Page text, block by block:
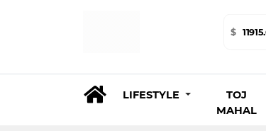
$
LIFESTYLE
TOJ
MAHAL